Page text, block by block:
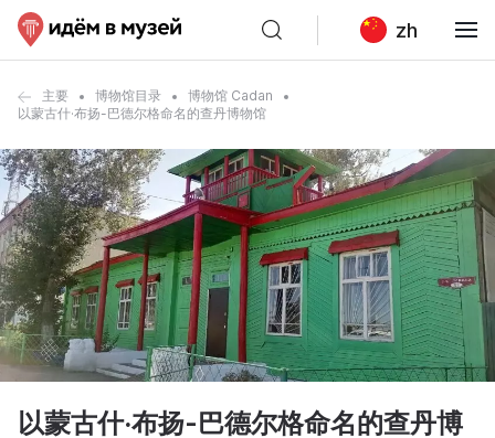
zh
主要 博物馆目录
博物馆 Cadan
以蒙古什·布扬-巴德尔格命名的查丹博物馆
以蒙古什·布扬-巴德尔格命名的查丹博